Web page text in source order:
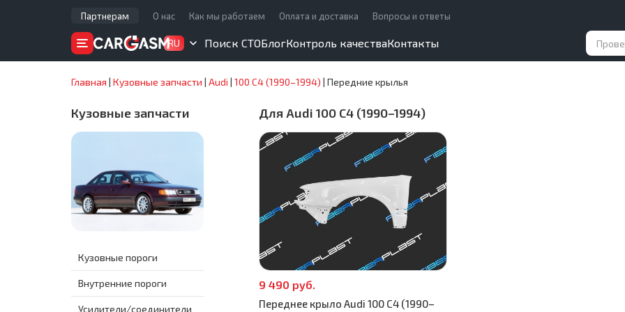
Партнерам О нас Как мы работаем Оплата и доставка Вопросы и ответы
RU Поиск СТОБлогКонтроль качестваКонтакты
Главная | Кузовные запчасти | Audi | 100 C4 (1990–1994) | Передние крылья
Кузовные запчасти
Кузовные пороги
Внутренние пороги
Усилители/соединители
Для Audi 100 C4 (1990–1994)
9 490 руб.
Переднее крыло Audi 100 C4 (1990–